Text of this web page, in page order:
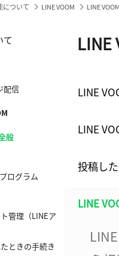
について LINE VOOM LINE
て
配信
般
ログラム
管理（LINEア
ときの手続き
LINE
LINE
LINE
投稿し
LINE